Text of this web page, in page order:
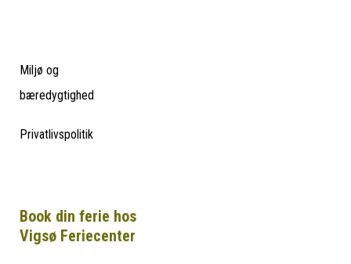
Miljø og
bæredygtighed
Privatlivspolitik
Book din ferie hos
Vigsø Feriecenter